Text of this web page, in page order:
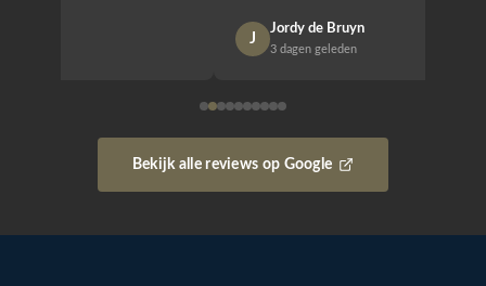
Bekijk alle reviews op Google